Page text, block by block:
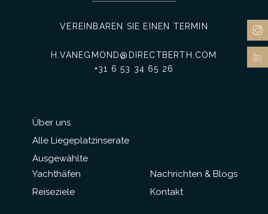
Über uns
Alle Liegeplatzinserate
Ausgewählte
Yachthäfen
Reiseziele
VEREINBAREN SIE EINEN TERMIN
H.VANEGMOND@DIRECTBERTH.COM
+31 6 53 34 65 26
Nachrichten & Blogs
Kontakt